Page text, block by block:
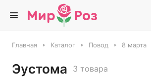
Главная Каталог Повод 8 марта
Эустома 3 товара